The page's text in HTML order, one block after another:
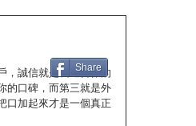
，誠信就是長遠合作的
的口碑，而第三就是外
口加起來才是一個真正
Share